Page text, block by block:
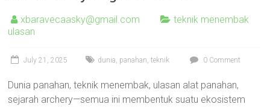
xbaravecaasky@gmail.com
teknik menembak
ulasan
July 21, 2025 dunia, panahan,teknik 0 Comment
Dunia panahan, teknik menembak, ulasan alat panahan,
sejarah archery—semua ini membentuk suatu ekosistem